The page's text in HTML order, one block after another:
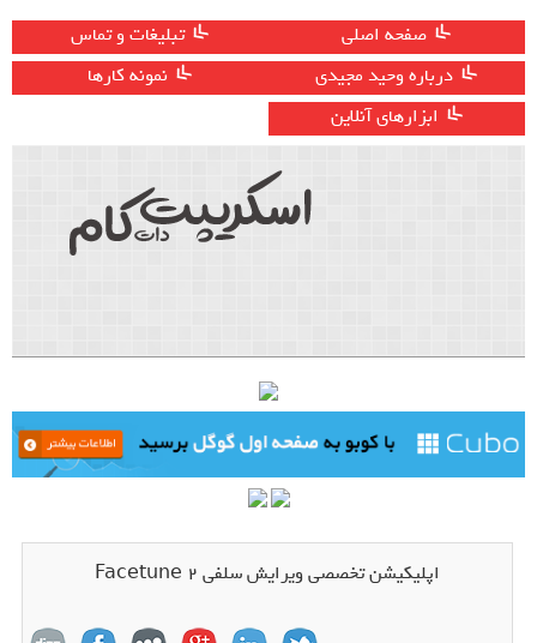
صفحه اصلی
تبلیغات و تماس
درباره وحید مجیدی
نمونه کارها
ابزارهای آنلاین
اپلیکیشن تخصصی ویرایش سلفی Facetune 2